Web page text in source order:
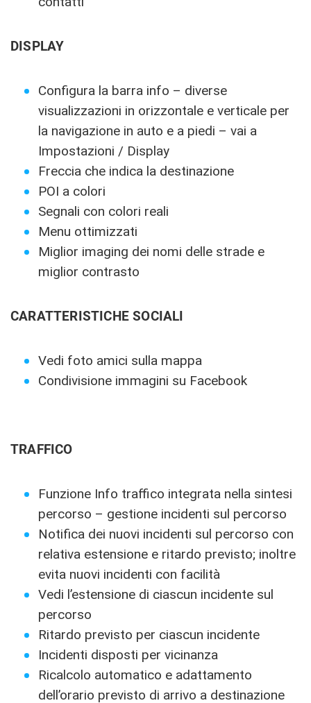
DISPLAY
Configura la barra info – diverse
visualizzazioni in orizzontale e verticale per
la navigazione in auto e a piedi – vai a
Impostazioni / Display
Freccia che indica la destinazione
POI a colori
Segnali con colori reali
Menu ottimizzati
Miglior imaging dei nomi delle strade e
miglior contrasto
CARATTERISTICHE SOCIALI
Vedi foto amici sulla mappa
Condivisione immagini su Facebook
TRAFFICO
Funzione Info traffico integrata nella sintesi
percorso – gestione incidenti sul percorso
Notifica dei nuovi incidenti sul percorso con
relativa estensione e ritardo previsto; inoltre
evita nuovi incidenti con facilità
Vedi l’estensione di ciascun incidente sul
percorso
Ritardo previsto per ciascun incidente
Incidenti disposti per vicinanza
Ricalcolo automatico e adattamento
dell’orario previsto di arrivo a destinazione